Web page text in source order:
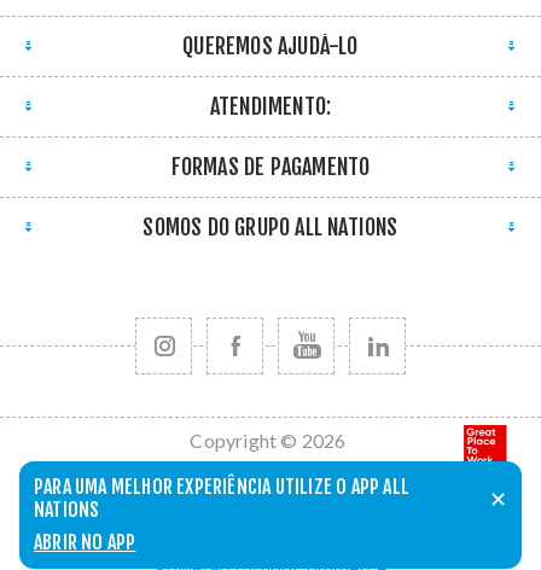
PARA UMA MELHOR EXPERIÊNCIA UTILIZE O APP ALL
NATIONS
✕
ABRIR NO APP
QUEREMOS AJUDÁ-LO
ATENDIMENTO:
FORMAS DE PAGAMENTO
SOMOS DO GRUPO ALL NATIONS
Copyright © 2026
All Nations. Todos
os direitos